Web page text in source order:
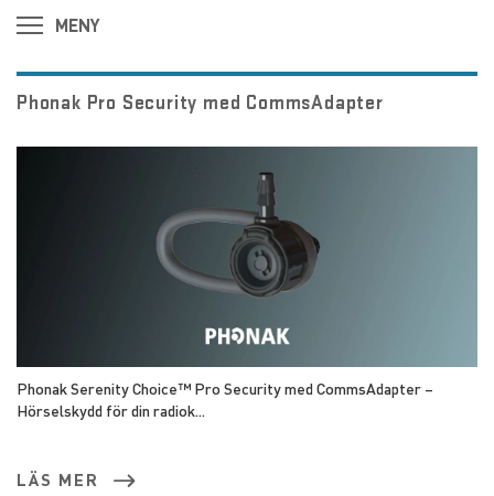
LADDA NER
MENY
Phonak Pro Security med CommsAdapter
Phonak Serenity Choice™ Pro Security med CommsAdapter –
Hörselskydd för din radiok...
LÄS MER